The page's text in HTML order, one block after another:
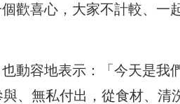
歡喜心，大家不計較、一
動容地表示：「今天是我
、無私付出，從食材、清